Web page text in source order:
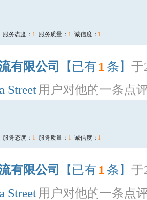
服务态度： 1 服务质量： 1 诚信度： 1
有限公司 【已有 1 条】 于
Street 用户对他的一条点
服务态度： 1 服务质量： 1 诚信度： 1
有限公司 【已有 1 条】 于
Street 用户对他的一条点